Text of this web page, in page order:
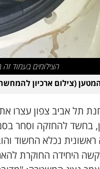
הצילומים בעמוד זה בהתאם
(צילום ארכיון
תל אביב צפון עצרו
בחשד להחזקה וסחר
ראשונית נכלא החשוד
היחידה החוקרת